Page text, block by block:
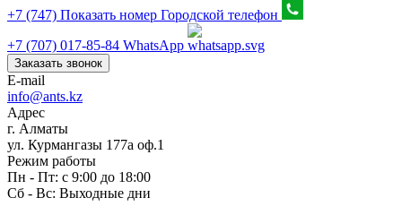
+7 (747) Показать номер Городской телефон
+7 (707) 017-85-84 WhatsApp
Заказать звонок
E-mail
info@ants.kz
Адрес
г. Алматы
ул. Курмангазы 177а оф.1
Режим работы
Пн - Пт: с 9:00 до 18:00
Сб - Вс: Выходные дни